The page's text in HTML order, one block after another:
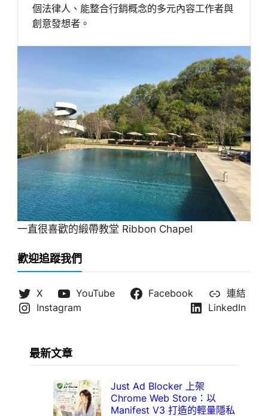
個法律人、能整合行銷概念的多元內容工作者與
創意發想者。
一直很喜歡的緞帶教堂 Ribbon Chapel
歡迎追蹤我們
X YouTube Facebook
連結
Instagram
LinkedIn
最新文章
Just Ad Blocker 上架
Chrome Web Store：以
Manifest V3 打造的輕量隱私